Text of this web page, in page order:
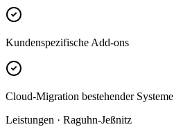
Kundenspezifische Add-ons
Cloud-Migration bestehender Systeme
Leistungen · Raguhn-Jeßnitz